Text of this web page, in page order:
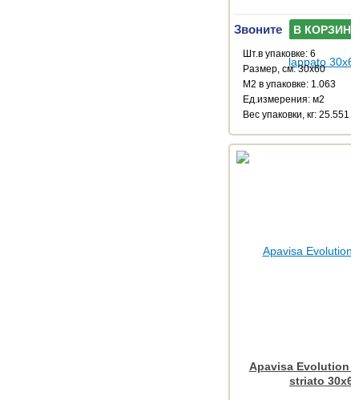
Звоните В КОРЗИНУ
Шт.в упаковке: 6
Размер, см: 30x60
М2 в упаковке: 1.063
Ед.измерения: м2
Веc упаковки, кг: 25.551
Apavisa Evolution
striato 30x60